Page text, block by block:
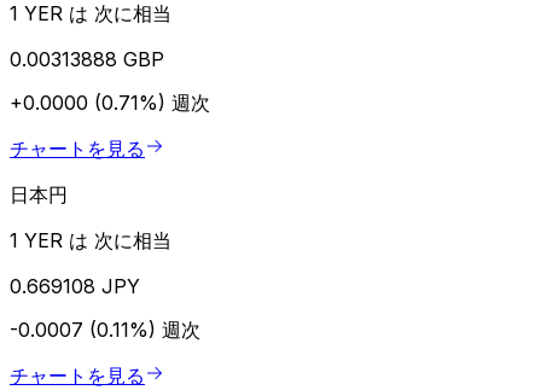
1 YER は 次に相当
0.00313888 GBP
+0.0000 (0.71%) 週次
チャートを見る
日本円
1 YER は 次に相当
0.669108 JPY
-0.0007 (0.11%) 週次
チャートを見る